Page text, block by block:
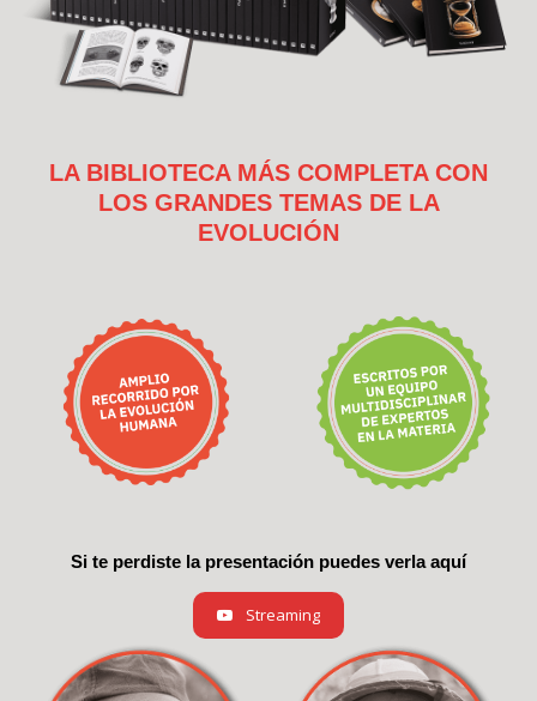
LA BIBLIOTECA MÁS COMPLETA CON
LOS GRANDES TEMAS DE LA
EVOLUCIÓN
Si te perdiste la presentación puedes verla aquí
Streaming